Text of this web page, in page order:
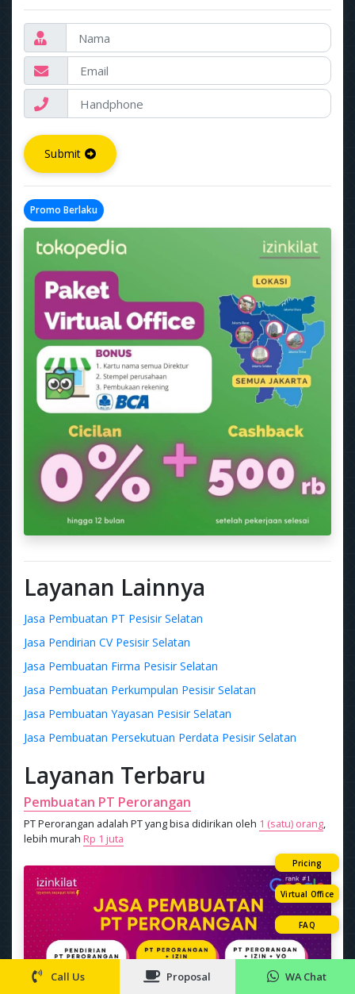
Submit
Promo Berlaku
Layanan Lainnya
Jasa Pembuatan PT Pesisir Selatan
Jasa Pendirian CV Pesisir Selatan
Jasa Pembuatan Firma Pesisir Selatan
Jasa Pembuatan Perkumpulan Pesisir Selatan
Jasa Pembuatan Yayasan Pesisir Selatan
Jasa Pembuatan Persekutuan Perdata Pesisir Selatan
Layanan Terbaru
Pembuatan PT Perorangan
PT Perorangan adalah PT yang bisa didirikan oleh 1 (satu) orang,
lebih murah Rp 1 juta
Pricing
Virtual Office
FAQ
Call Us Proposal WA Chat